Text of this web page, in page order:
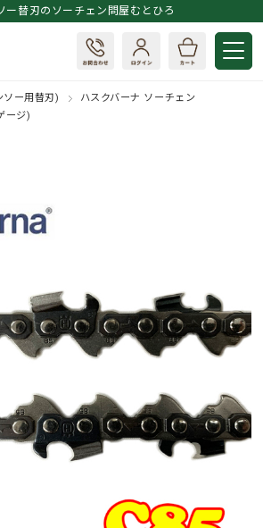
ー替刃のソーチェン問屋むとひろ
ソー用替刃)
ハスクバーナ ソーチェン
ージ)